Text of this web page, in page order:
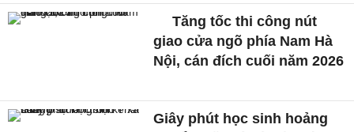
Tăng tốc thi công nút
giao cửa ngõ phía Nam Hà
Nội, cán đích cuối năm 2026
Giây phút học sinh hoảng